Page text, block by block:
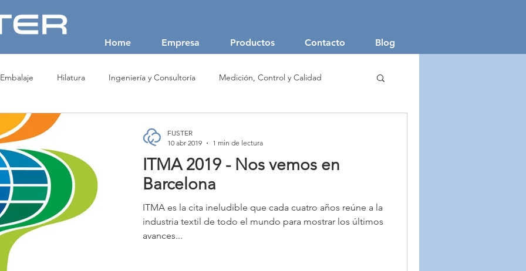
Home Empresa Productos Contacto Blog
Hilatura Ingeniería y Consultoría Medición, Control y Calidad
Tejidos (NonWoven)
SAVIO USTER VALVANITMA 2019 - Nos vemos en
Barcelona
ITMA es la cita ineludible que cada cuatro años reúne a la
industria textil de todo el mundo para mostrar los últimos
avances...
FUSTER
10 abr 2019
1 min de lectura